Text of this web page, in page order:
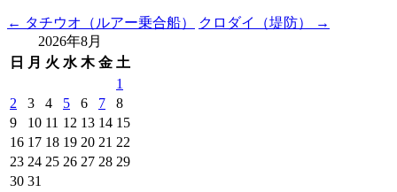
← タチウオ（ルアー乗合船） クロダイ（堤防）
→
2026年8月
日 月 火 水 木 金 土
1
2
3 4 5 6 7
8
9
10 11 12 13 14 15
16 17 18 19 20 21 22
23 24 25 26 27 28 29
30 31